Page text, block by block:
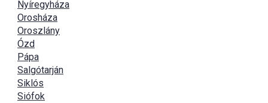
Nyíregyháza
Orosháza
Oroszlány
Ózd
Pápa
Salgótarján
Siklós
Siófok